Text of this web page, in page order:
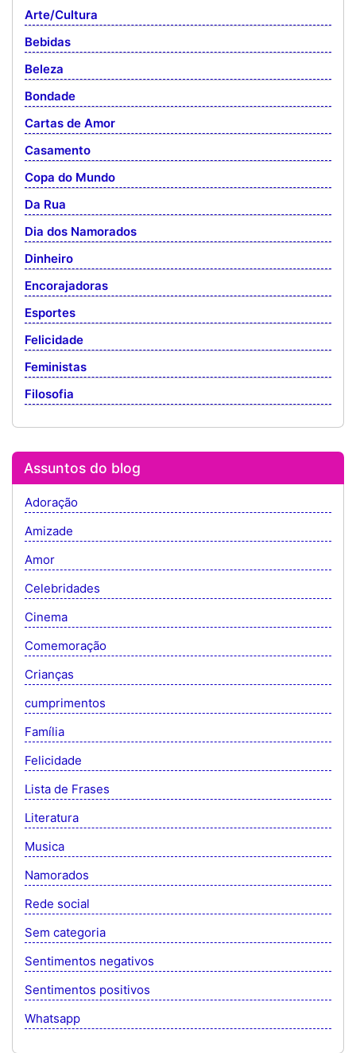
Arte/Cultura
Bebidas
Beleza
Bondade
Cartas de Amor
Casamento
Copa do Mundo
Da Rua
Dia dos Namorados
Dinheiro
Encorajadoras
Esportes
Felicidade
Feministas
Filosofia
Assuntos do blog
Adoração
Amizade
Amor
Celebridades
Cinema
Comemoração
Crianças
cumprimentos
Família
Felicidade
Lista de Frases
Literatura
Musica
Namorados
Rede social
Sem categoria
Sentimentos negativos
Sentimentos positivos
Whatsapp